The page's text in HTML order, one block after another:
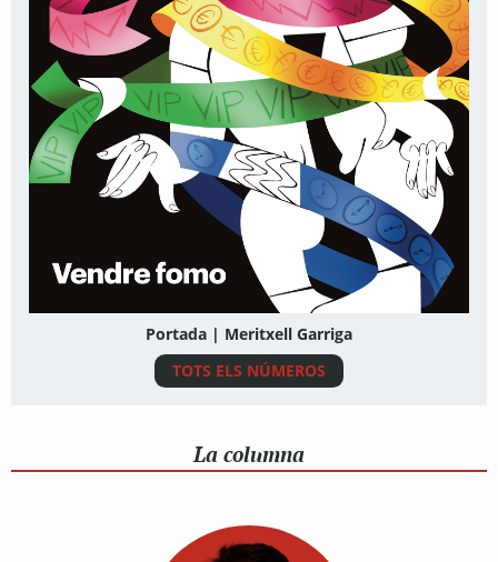
Portada | Meritxell Garriga
TOTS ELS NÚMEROS
La columna